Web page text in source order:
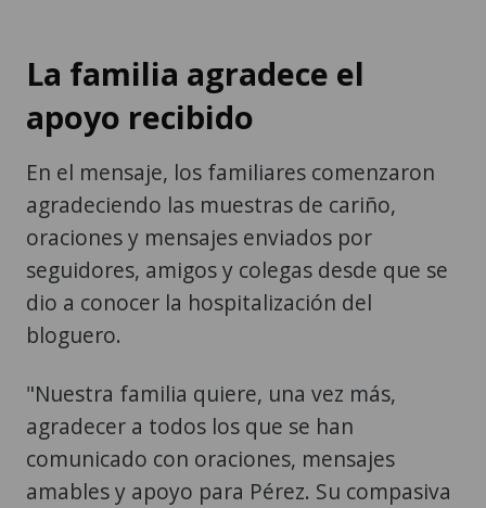
La familia agradece el
apoyo recibido
En el mensaje, los familiares comenzaron
agradeciendo las muestras de cariño,
oraciones y mensajes enviados por
seguidores, amigos y colegas desde que se
dio a conocer la hospitalización del
bloguero.
"Nuestra familia quiere, una vez más,
agradecer a todos los que se han
comunicado con oraciones, mensajes
amables y apoyo para Pérez. Su compasiva